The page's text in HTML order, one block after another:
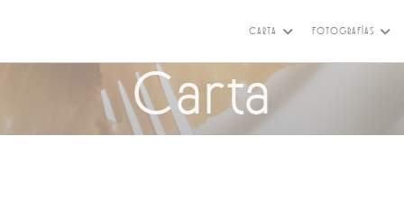
CARTA FOTOGRAFÍAS
Carta